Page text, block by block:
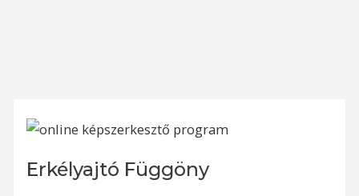
Erkélyajtó Függöny